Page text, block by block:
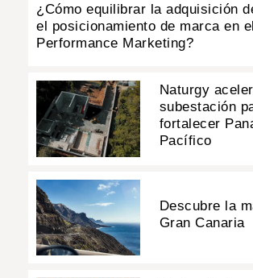
¿Cómo equilibrar la adquisición
el posicionamiento de marca en el
Performance Marketing?
Naturgy
subestación
fortalecer
Pacífico
Descubre la
Gran Canaria